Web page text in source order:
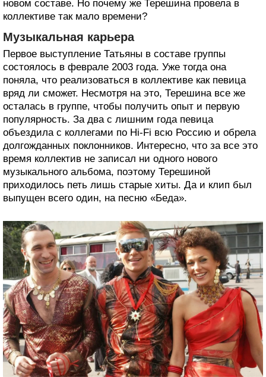
новом составе. Но почему же Терешина провела в
коллективе так мало времени?
Музыкальная карьера
Первое выступление Татьяны в составе группы
состоялось в феврале 2003 года. Уже тогда она
поняла, что реализоваться в коллективе как певица
вряд ли сможет. Несмотря на это, Терешина все же
осталась в группе, чтобы получить опыт и первую
популярность. За два с лишним года певица
объездила с коллегами по Hi-Fi всю Россию и обрела
долгожданных поклонников. Интересно, что за все это
время коллектив не записал ни одного нового
музыкального альбома, поэтому Терешиной
приходилось петь лишь старые хиты. Да и клип был
выпущен всего один, на песню «Беда».